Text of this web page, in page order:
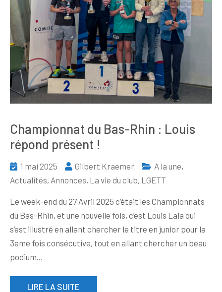
Championnat du Bas-Rhin : Louis
répond présent !
1 mai 2025 Gilbert Kraemer A la une,
Actualités, Annonces, La vie du club, LGETT
Le week-end du 27 Avril 2025 c’était les Championnats
du Bas-Rhin, et une nouvelle fois, c’est Louis Lala qui
s’est illustré en allant chercher le titre en junior pour la
3eme fois consécutive, tout en allant chercher un beau
podium…
LIRE LA SUITE